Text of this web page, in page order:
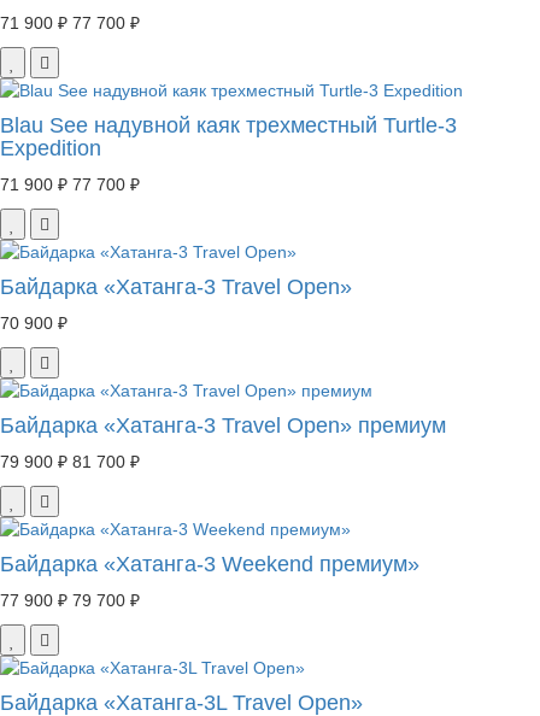
71 900 ₽ 77 700 ₽
Blau See надувной каяк трехместный Turtle-3
Expedition
71 900 ₽ 77 700 ₽
Байдарка «Хатанга-3 Travel Open»
70 900 ₽
Байдарка «Хатанга-3 Travel Open» премиум
79 900 ₽ 81 700 ₽
Байдарка «Хатанга-3 Weekend премиум»
77 900 ₽ 79 700 ₽
Байдарка «Хатанга-3L Travel Open»